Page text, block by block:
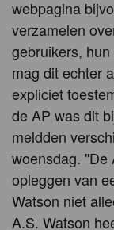
webpagina
verzamelen
gebruikers,
mag dit echter
expliciet
de AP was dit
meldden
woensdag. "De
opleggen van
Watson niet
A.S. Watson